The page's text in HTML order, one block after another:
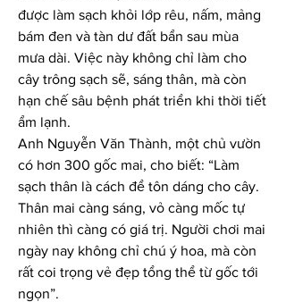
được làm sạch khỏi lớp rêu, nấm, mảng
bám đen và tàn dư đất bẩn sau mùa
mưa dài. Việc này không chỉ làm cho
cây trông sạch sẽ, sáng thân, mà còn
hạn chế sâu bệnh phát triển khi thời tiết
ẩm lạnh.
Anh Nguyễn Văn Thành, một chủ vườn
có hơn 300 gốc mai, cho biết: “Làm
sạch thân là cách để tôn dáng cho cây.
Thân mai càng sáng, vỏ càng mốc tự
nhiên thì càng có giá trị. Người chơi mai
ngày nay không chỉ chú ý hoa, mà còn
rất coi trọng vẻ đẹp tổng thể từ gốc tới
ngọn”.